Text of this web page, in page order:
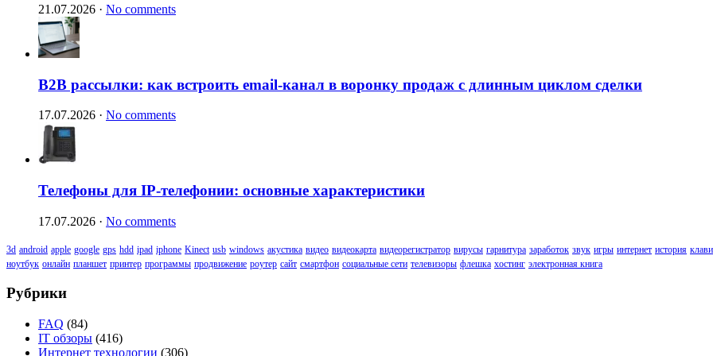
21.07.2026 · No comments
B2B рассылки: как встроить email-канал в воронку продаж с длинным циклом сделки
17.07.2026 · No comments
Телефоны для IP-телефонии: основные характеристики
17.07.2026 · No comments
3d android apple google gps hdd ipad iphone Kinect usb windows акустика видео видеокарта видеорегистратор вирусы гарнитура заработок звук игры интернет история
ноутбук онлайн планшет принтер программы продвижение роутер сайт смартфон социальные сети телевизоры флешка хостинг электронная книга
Рубрики
FAQ (84)
IT обзоры (416)
Интернет технологии (306)